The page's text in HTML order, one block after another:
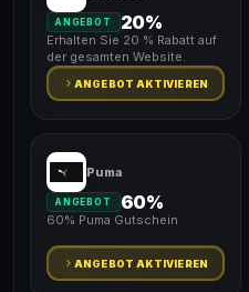
ANGEBOT 20%
Erhalten Sie 20 % Rabatt auf
der gesamten Website.
ANGEBOT AKTIVIEREN
Puma
ANGEBOT 60%
60% Puma Gutschein
ANGEBOT AKTIVIEREN